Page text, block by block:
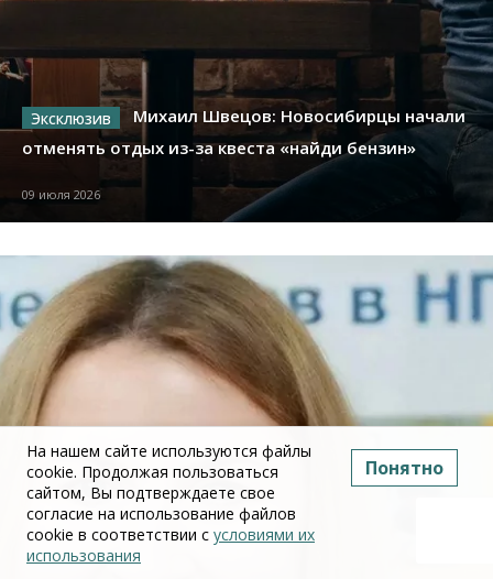
Михаил Швецов: Новосибирцы начали
отменять отдых из-за квеста «найди бензин»
09 июля 2026
На нашем сайте используются файлы
cookie. Продолжая пользоваться
сайтом, Вы подтверждаете свое
согласие на использование файлов
cookie в соответствии с условиями их
использования
Понятно